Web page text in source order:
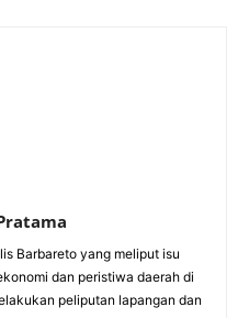
Barbareto yang meliput isu
dan peristiwa daerah di
peliputan lapangan dan